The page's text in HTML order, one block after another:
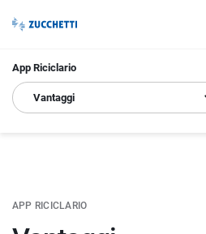
App Riciclario
Vantaggi
APP RICICLARIO